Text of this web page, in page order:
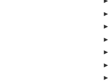
►
►
►
►
►
►